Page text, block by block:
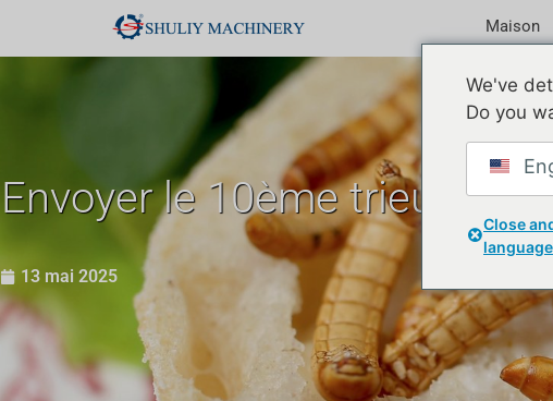
Maison
Envoyer le 10ème trieur de
13 mai 2025
We've
Do you
Close
language